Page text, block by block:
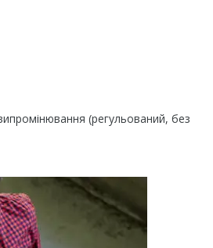
(регульований, без